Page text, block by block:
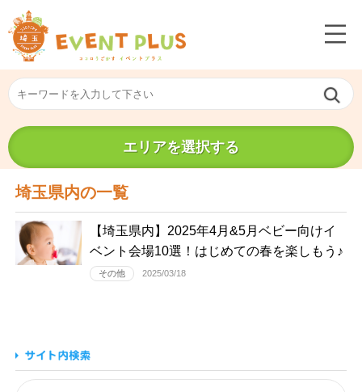
エリアを選択する
埼玉県内の一覧
【埼玉県内】2025年4月&5月ベビー向けイ
ベント会場10選！はじめての春を楽しもう♪
その他 2025/03/18